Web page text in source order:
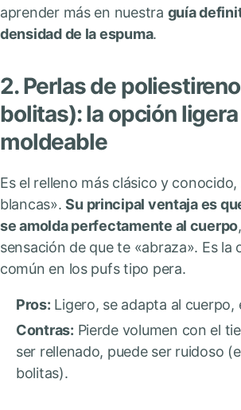
aprender más en nuestra guía
densidad de la espuma.
2. Perlas de
bolitas): la opción
moldeable
Es el relleno más clásico y
blancas».Su principal ventaja es
se amolda perfectamente al cuerpo
sensación de que te «abraza». Es la
común en los pufs tipo pera.
Pros: Ligero, se adapta al cuerpo,
Contras: Pierde volumen con el
ser rellenado, puede ser ruidoso
bolitas).